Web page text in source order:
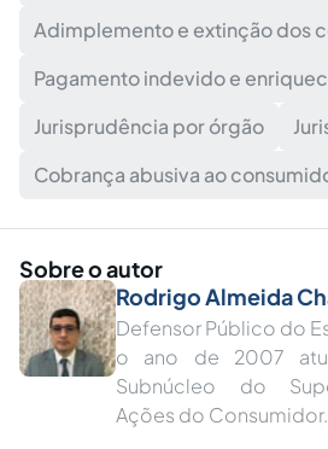
Adimplemento e extinção dos
Pagamento indevido e
Jurisprudência por órgão
Cobrança abusiva ao
Sobre o autor
Rodrigo Almeida
Defensor Público do
o ano de 2007
Subnúcleo do
Ações do Consumidor.